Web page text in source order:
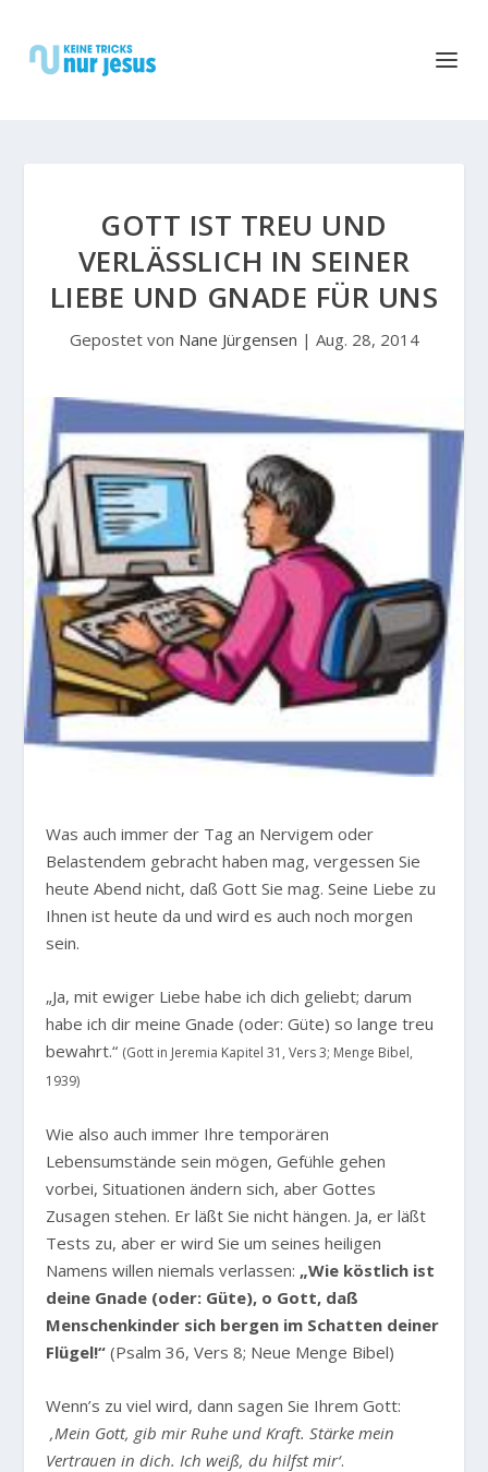
GOTT IST TREU UND
VERLÄSSLICH IN SEINER L
IEBE UND GNADE FÜR UNS
Gepostet von Nane Jürgensen | Aug. 28, 2014
Was auch immer der Tag an Nervigem oder
Belastendem gebracht haben mag, vergessen Sie
heute Abend nicht, daß Gott Sie mag. Seine Liebe zu
Ihnen ist heute da und wird es auch noch morgen
sein.
„Ja, mit ewiger Liebe habe ich dich geliebt; darum
habe ich dir meine Gnade (oder: Güte) so lange treu
bewahrt.“ (Gott in Jeremia Kapitel 31, Vers 3; Menge Bibel,
1939)
Wie also auch immer Ihre temporären
Lebensumstände sein mögen, Gefühle gehen
vorbei, Situationen ändern sich, aber Gottes
Zusagen stehen. Er läßt Sie nicht hängen. Ja, er läßt
Tests zu, aber er wird Sie um seines heiligen
Namens willen niemals verlassen: „Wie köstlich ist
deine Gnade (oder: Güte), o Gott, daß
Menschenkinder sich bergen im Schatten deiner
Flügel!“ (Psalm 36, Vers 8; Neue Menge Bibel)
Wenn’s zu viel wird, dann sagen Sie Ihrem Gott:
‚Mein Gott, gib mir Ruhe und Kraft. Stärke mein
Vertrauen in dich. Ich weiß, du hilfst mir‘.